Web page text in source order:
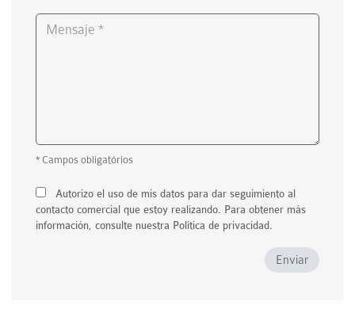
* Campos obligatórios
Autorizo ​​el uso de mis datos para dar seguimiento al
contacto comercial que estoy realizando. Para obtener más
información, consulte nuestra Política de privacidad.
Enviar